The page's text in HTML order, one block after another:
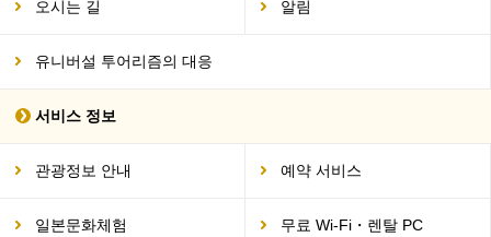
오시는 길 알림
유니버설 투어리즘의 대응
서비스 정보
관광정보 안내 예약 서비스
일본문화체험 무료 Wi-Fi・렌탈 PC